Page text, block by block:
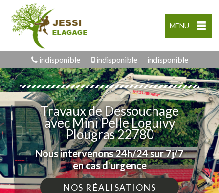
MENU
indisponible indisponible indisponible
Travaux de Dessouchage
avec Mini Pelle Loguivy
Plougras 22780
Nous intervenons 24h/24 sur 7j/7
en cas d'urgence
NOS RÉALISATIONS